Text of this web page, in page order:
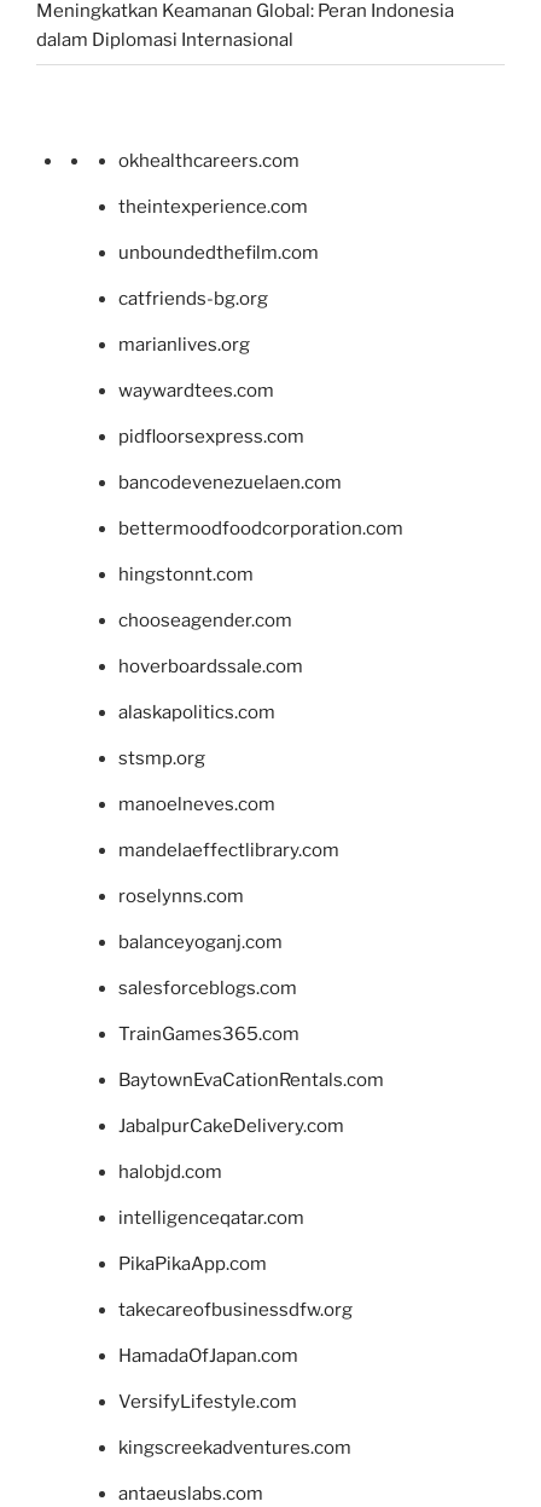
Meningkatkan Keamanan Global: Peran Indonesia
dalam Diplomasi Internasional
okhealthcareers.com
theintexperience.com
unboundedthefilm.com
catfriends-bg.org
marianlives.org
waywardtees.com
pidfloorsexpress.com
bancodevenezuelaen.com
bettermoodfoodcorporation.com
hingstonnt.com
chooseagender.com
hoverboardssale.com
alaskapolitics.com
stsmp.org
manoelneves.com
mandelaeffectlibrary.com
roselynns.com
balanceyoganj.com
salesforceblogs.com
TrainGames365.com
BaytownEvaCationRentals.com
JabalpurCakeDelivery.com
halobjd.com
intelligenceqatar.com
PikaPikaApp.com
takecareofbusinessdfw.org
HamadaOfJapan.com
VersifyLifestyle.com
kingscreekadventures.com
antaeuslabs.com